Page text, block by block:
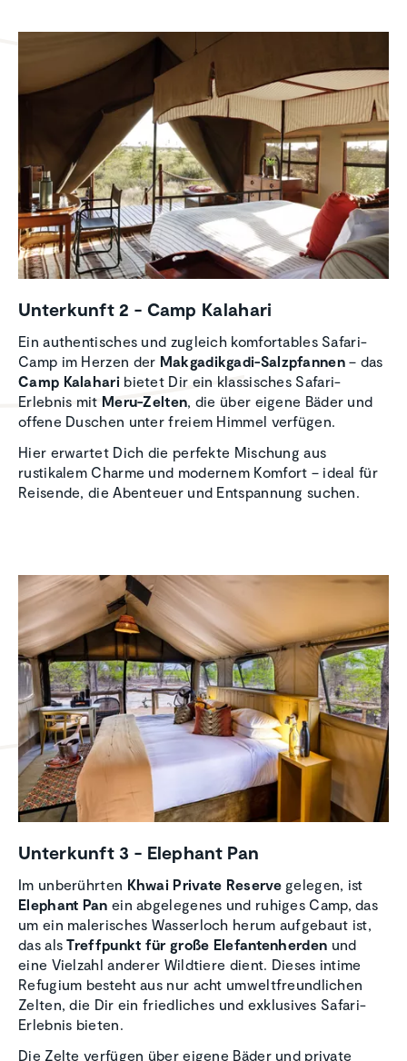
Unter­kunft 2 - Camp Kalahari
Ein authentisches und zugleich komfortables Safari-
Camp im Herzen der Makgadikgadi-Salzpfannen– das
Camp Kalahari bietet Dir ein klassisches Safari-
Erlebnis mit Meru-Zelten, die über eigene Bäder und
offene Duschen unter freiem Himmel verfügen.
Hier erwartet Dich die perfekte Mischung aus
rustikalem Charme und modernem Komfort – ideal für
Reisende, die Abenteuer und Entspannung suchen.
Unter­kunft 3 - Elephant Pan
Im unberührten Khwai Private Reservegelegen, ist
Elephant Pan ein abgelegenes und ruhiges Camp, das
um ein malerisches Wasserloch herum aufgebaut ist,
das alsTreffpunkt für große Elefantenherden und
eine Vielzahl anderer Wildtiere dient. Dieses intime
Refugium besteht aus nur acht umweltfreundlichen
Zelten, die Dir ein friedliches und exklusives Safari-
Erlebnis bieten.
Die Zelte verfügen über eigene Bäder und private